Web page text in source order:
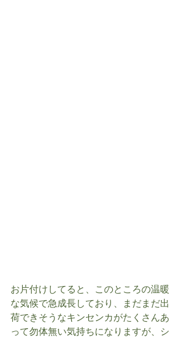
お片付けしてると、このところの温暖
な気候で急成長しており、まだまだ出
荷できそうなキンセンカがたくさんあ
って勿体無い気持ちになりますが、シ